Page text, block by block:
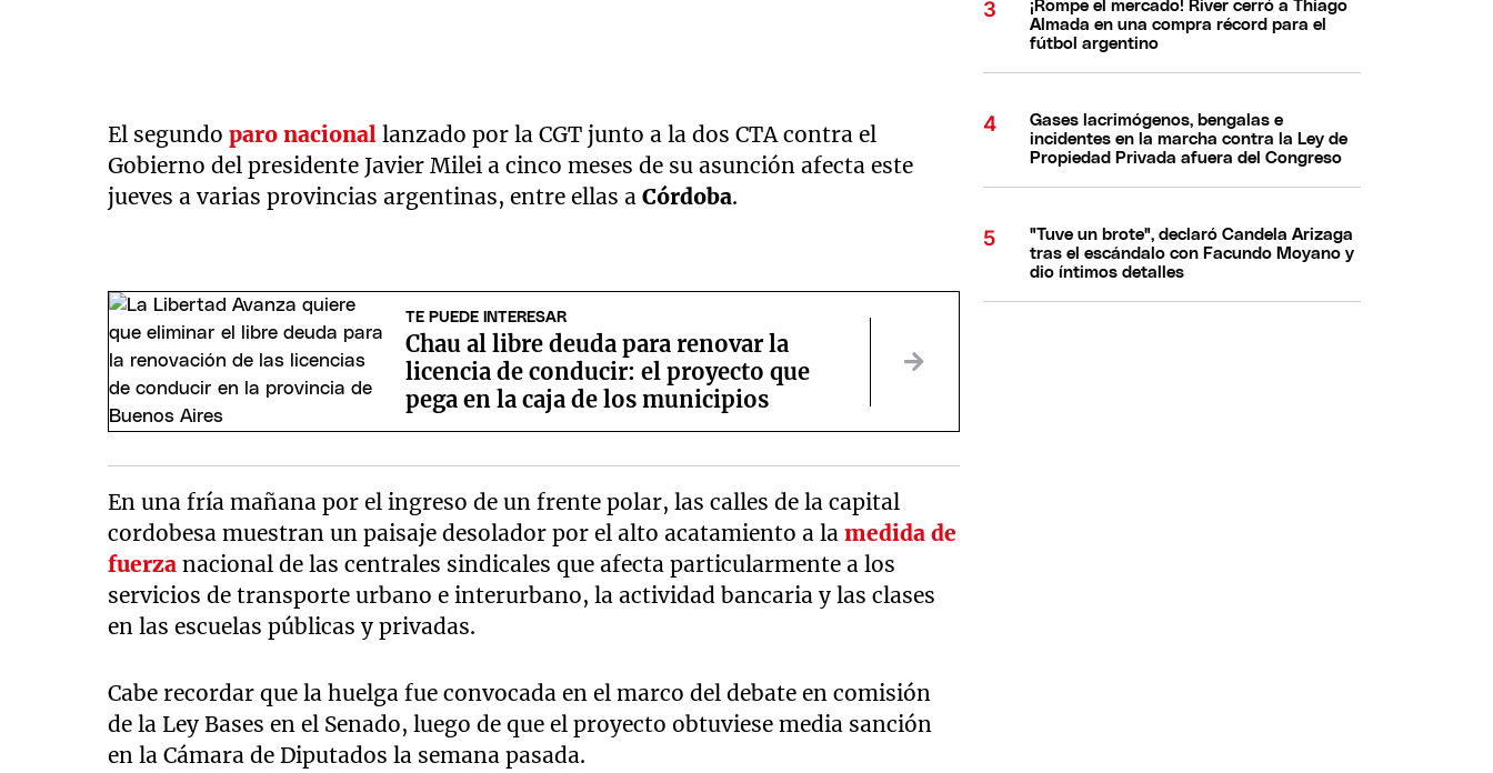
El segundoparo nacional lanzado por la CGT junto a la dos CTA contra el
Gobierno del presidente Javier Milei a cinco meses de su asunción afecta este
jueves a varias provincias argentinas, entre ellas aCórdoba.
TE PUEDE INTERESAR
Chau al libre deuda para renovar la
licencia de conducir: el proyecto que
pega en la caja de los municipios
En una fría mañana por el ingreso de un frente polar, las calles de la capital
cordobesa muestran un paisaje desolador por el alto acatamiento a lamedida de
fuerza nacional de las centrales sindicales que afecta particularmente a los
servicios de transporte urbano e interurbano, la actividad bancaria y las clases
en las escuelas públicas y privadas.
Cabe recordar que la huelga fue convocada en el marco del debate en comisión
de la Ley Bases en el Senado, luego de que el proyecto obtuviese media sanción
en la Cámara de Diputados la semana pasada.
¡Rompe el mercado! River cerró a Thiago
Almada en una compra récord para el
fútbol argentino
Gases lacrimógenos, bengalas e
incidentes en la marcha contra la Ley de
Propiedad Privada afuera del Congreso
"Tuve un brote", declaró Candela Arizaga
tras el escándalo con Facundo Moyano y
dio íntimos detalles